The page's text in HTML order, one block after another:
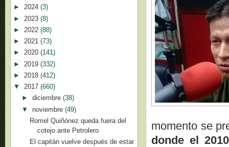
momento se
donde el
► 2024 (3)
► 2023 (8)
► 2022 (88)
► 2021 (73)
► 2020 (141)
► 2019 (332)
► 2018 (412)
▼ 2017 (660)
► diciembre (38)
▼ noviembre (49)
Romel Quiñónez queda fuera del
cotejo ante Petrolero
El capitán vuelve después de estar